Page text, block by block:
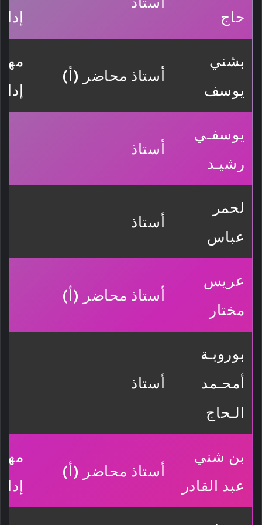
حاج
بشني
يوسف
أستاذ محاضر (أ)
يوسفـي
رشيـد
أستاذ
لحمر
عباس
أستاذ
عريس
مختار
أستاذ محاضر (أ)
بوروبـة
أمحـمد
الـحاج
أستاذ
بن شني
عبد القادر
أستاذ محاضر (أ)